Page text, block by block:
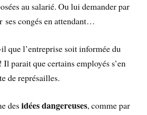
au salarié. Ou lui demander par
ses congés en attendant…
que l’entreprise soit informée du
parait que certains employés s’en
de représailles.
desidées dangereuses, comme par